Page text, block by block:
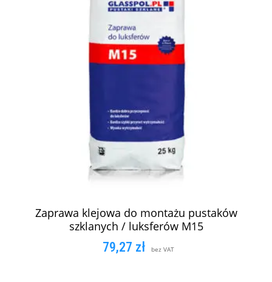
Zaprawa klejowa do montażu pustaków
szklanych / luksferów M15
79,27 zł bez VAT